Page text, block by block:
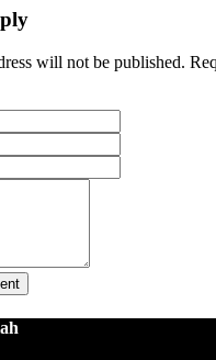
will not be published.